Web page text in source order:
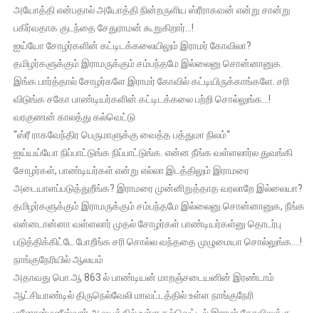
அயோத்தி என்பதால் அயோத்தி நின்றருளிய ஸ்ரீராகவன் என்று சான்று
பகிர்வதாக குடந்தை சேதுராமன் கூறுகிறார்…!
ஐய்யோ சோழர்களின் கட்டிடக்கலையிலும் இராமர் கோவிலா?
தமிழர்களுக்கும் இராமருக்கும் சம்பந்தமே இல்லைனு சொன்னானுக.
இங்க பார்த்தால் சோழர்களே இராமர் கோவில் கட்டியிருக்காங்களே. சரி
விடுங்க சகோ பாண்டியர்களின் கட்டிடக்கலை பற்றி சொல்லுங்க…!
வரகுணன் காலத்து கல்வெட்டு
“ஸ்ரீ ராகவேந்திர பெருமாளுக்கு வைத்த பத்துமா நிலம்“
ஐய்யய்யோ நிப்பாட்டுங்க நிப்பாட்டுங்க. என்ன நீங்க வள்ளலார்ல துவங்கி
சோழர்கள், பாண்டியர்கள் என்று எல்லா இடத்திலும் இராமரை
அடையாளப்படுத்துறீங்க? இராமரை முன்னிறுத்தாத வரலாறே இல்லையா?
தமிழர்களுக்கும் இராமருக்கும் சம்பந்தமே இல்லைனு சொன்னானுக, நீங்க
என்னடான்னா வள்ளலார் முதல் சோழர்கள் பாண்டியர்கள்னு தொடர்பு
படுத்திக்கிட்டே போறீங்க சரி சொல்ல வந்ததை முழுமையா சொல்லுங்க….!
நாங்குநேரியில் ஆலயம்
அதாவது பொ.ஆ 863 ல் பாண்டியன் மாறஞ்சடையனின் இரண்டாம்
ஆட்சியாண்டில் திருநெல்வேலி மாவட்டத்தில் உள்ள நாங்குநேரி